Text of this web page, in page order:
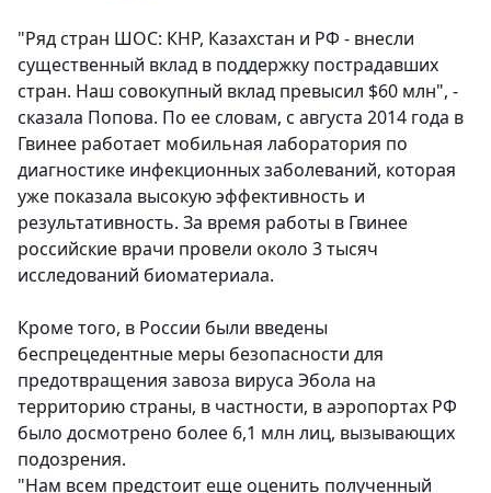
"Ряд стран ШОС: КНР, Казахстан и РФ - внесли
существенный вклад в поддержку пострадавших
стран. Наш совокупный вклад превысил $60 млн", -
сказала Попова. По ее словам, с августа 2014 года в
Гвинее работает мобильная лаборатория по
диагностике инфекционных заболеваний, которая
уже показала высокую эффективность и
результативность. За время работы в Гвинее
российские врачи провели около 3 тысяч
исследований биоматериала.
Кроме того, в России были введены
беспрецедентные меры безопасности для
предотвращения завоза вируса Эбола на
территорию страны, в частности, в аэропортах РФ
было досмотрено более 6,1 млн лиц, вызывающих
подозрения.
"Нам всем предстоит еще оценить полученный